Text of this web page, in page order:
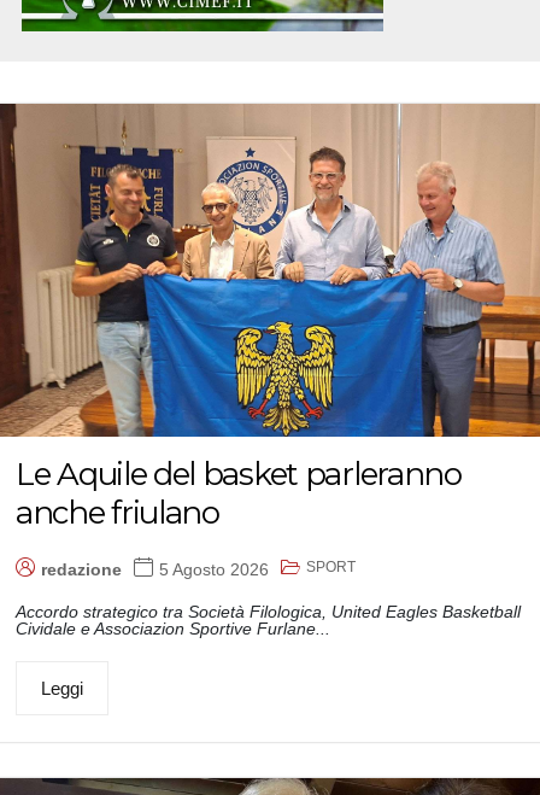
Le Aquile del basket parleranno
anche friulano
redazione 5 Agosto 2026 SPORT
Accordo strategico tra Società Filologica, United Eagles Basketball
Cividale e Associazion Sportive Furlane...
Leggi